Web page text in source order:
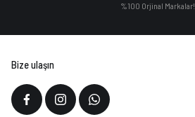
%100 Orjinal Markalar!
Bize ulaşın